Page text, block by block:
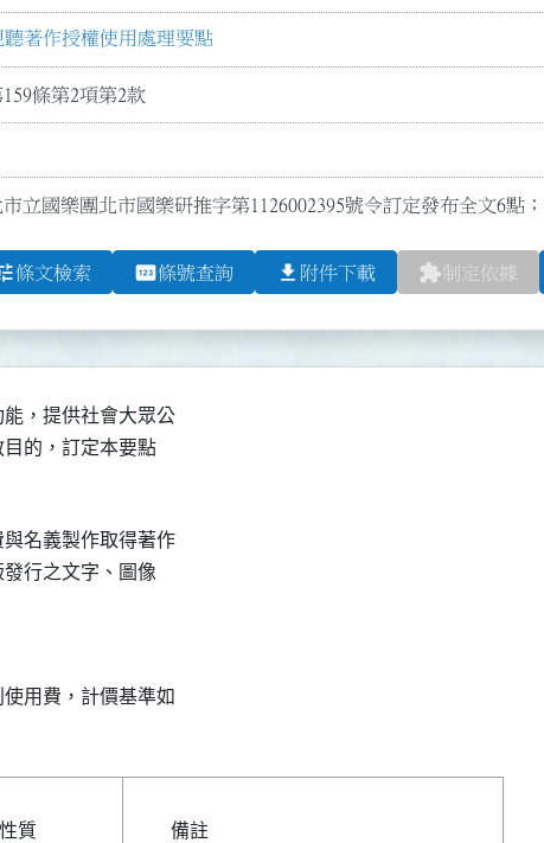
著作授權使用處理要點
條第2項第2款
立國樂團北市國樂研推字第1126002395號令訂定發布全文6點
條文檢索 pin條號查詢 file_download 附件下載 extension制定依據
，提供社會大眾公
目的，訂定本要點
名義製作取得著作
發行之文字、圖像
用費，計價基準如
質 備註